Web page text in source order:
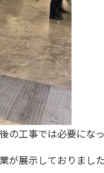
の工事では必要にな
が展示しておりました